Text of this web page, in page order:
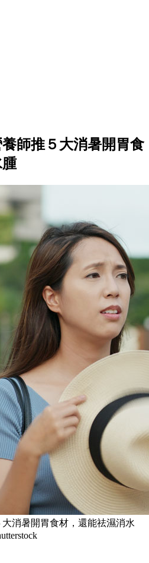
師推５大消暑開胃食
消暑開胃食材，還能祛濕消水